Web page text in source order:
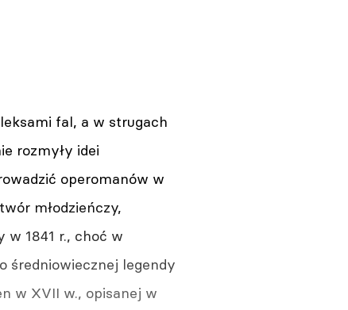
fal, a w strugach
rozmyły idei
operomanów w
młodzieńczy,
1841 r., choć w
średniowiecznej legendy
w XVII w., opisanej w